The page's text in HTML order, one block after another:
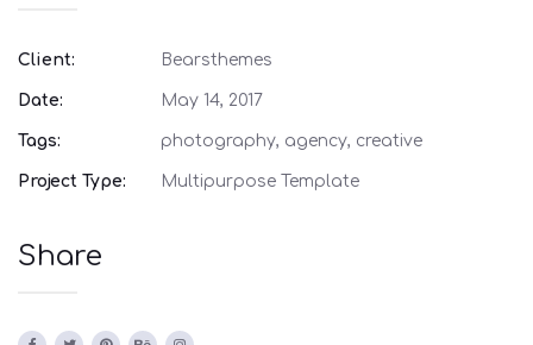
Client: Bearsthemes
Date: May 14, 2017
Tags: photography, agency, creative
Project Type: Multipurpose Template
Share